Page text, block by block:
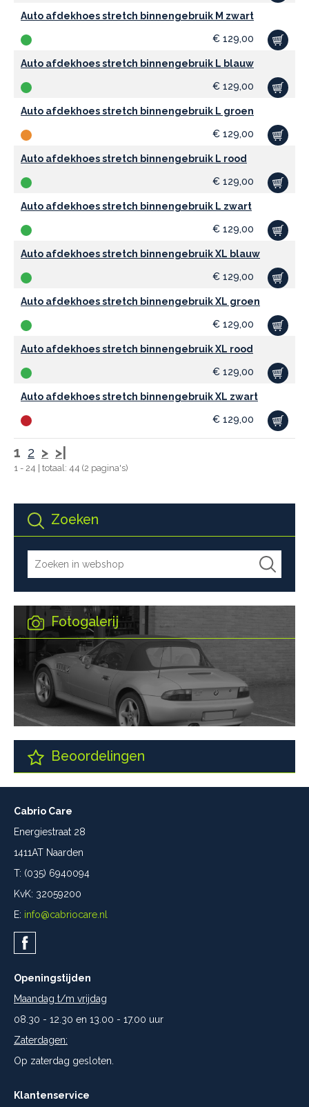
Zoeken
Fotogalerij
Beoordelingen
Auto afdekhoes stretch binnengebruik M zwart
€ 129,00
Auto afdekhoes stretch binnengebruik L blauw
€ 129,00
Auto afdekhoes stretch binnengebruik L groen
€ 129,00
Auto afdekhoes stretch binnengebruik L rood
€ 129,00
Auto afdekhoes stretch binnengebruik L zwart
€ 129,00
Auto afdekhoes stretch binnengebruik XL blauw
€ 129,00
Auto afdekhoes stretch binnengebruik XL groen
€ 129,00
Auto afdekhoes stretch binnengebruik XL rood
€ 129,00
Auto afdekhoes stretch binnengebruik XL zwart
€ 129,00
1 2 > >|
1 - 24 | totaal: 44 (2 pagina's)
Cabrio Care
Energiestraat 28
1411AT Naarden
T: (035) 6940094
KvK: 32059200
E: info@cabriocare.nl
Openingstijden
Maandag t/m vrijdag
08.30 - 12.30 en 13.00 - 17.00 uur
Zaterdagen:
Op zaterdag gesloten.
Klantenservice